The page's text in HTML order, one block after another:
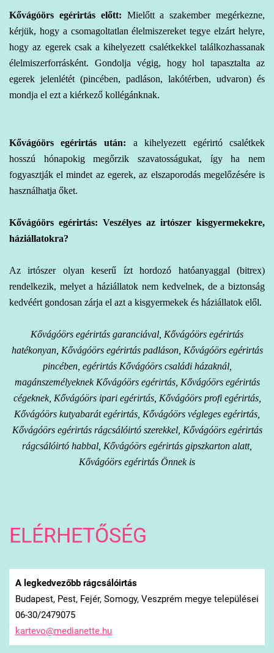
Kővágóörs egérirtás előtt: Mielőtt a szakember megérkezne,
kérjük, hogy a csomagoltatlan élelmiszereket tegye elzárt helyre,
hogy az egerek csak a kihelyezett csalétkekkel találkozhassanak
élelmiszerforrásként. Gondolja végig, hogy hol tapasztalta az
egerek jelenlétét (pincében, padláson, lakótérben, udvaron) és
mondja el ezt a kiérkező kollégánknak.
Kővágóörs egérirtás után: a kihelyezett egérirtó csalétkek
hosszú hónapokig megőrzik szavatosságukat, így ha nem
fogyasztják el mindet az egerek, az elszaporodás megelőzésére is
használhatja őket.
Kővágóörs egérirtás: Veszélyes az irtószer kisgyermekekre,
háziállatokra?
Az irtószer olyan keserű ízt hordozó hatóanyaggal (bitrex)
rendelkezik, melyet a háziállatok nem kedvelnek, de a biztonság
kedvéért gondosan zárja el azt a kisgyermekek és háziállatok elől.
Kővágóörs egérirtás garanciával, Kővágóörs egérirtás
hatékonyan, Kővágóörs egérirtás padláson, Kővágóörs egérirtás
pincében, egérirtás Kővágóörs családi házaknál,
magánszemélyeknek Kővágóörs egérirtás, Kővágóörs egérirtás
cégeknek, Kővágóörs ipari egérirtás, Kővágóörs profi egérirtás,
Kővágóörs kutyabarát egérirtás, Kővágóörs végleges egérirtás,
Kővágóörs egérirtás rágcsálóirtó szerekkel, Kővágóörs egérirtás
rágcsálóirtó habbal, Kővágóörs egérirtás gipszkarton alatt,
Kővágóörs egérirtás Önnek is
ELÉRHETŐSÉG
A legkedvezőbb rágcsálóirtás
Budapest, Pest, Fejér, Somogy, Veszprém megye települései
06-30/2479075
kartevo@medianette.hu